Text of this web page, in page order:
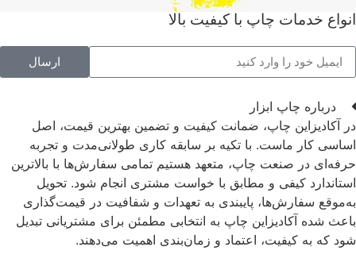
انواع خدمات چاپ با کیفیت بالا
ارسال
درباره چاپ ابزار
در آکادیزاین چاپ، ضمانت کیفیت و تضمین بهترین قیمت، اصل
اساسی کار ماست. با تکیه بر سابقه کاری طولانی‌مدت و تجربه
حرفه‌ای در صنعت چاپ، متعهد هستیم تمامی سفارش‌ها با بالاترین
استاندارد کیفی و مطابق با خواست مشتری انجام شود. تحویل
به‌موقع سفارش‌ها، پایبندی به تعهدات و شفافیت در قیمت‌گذاری
باعث شده آکادیزاین چاپ به انتخابی مطمئن برای مشتریانی تبدیل
شود که به کیفیت، اعتماد و زمان‌بندی اهمیت می‌دهند.